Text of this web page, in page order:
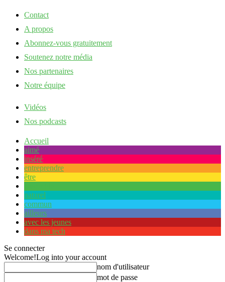
Contact
A propos
Abonnez-vous gratuitement
Soutenez notre média
Nos partenaires
Notre équipe
Vidéos
Nos podcasts
Accueil
aimé
inséré
entreprendre
être
naturel
commun
ailleurs
avec les jeunes
dans ma tech
Se connecter
Welcome!Log into your account
nom d'utilisateur
mot de passe